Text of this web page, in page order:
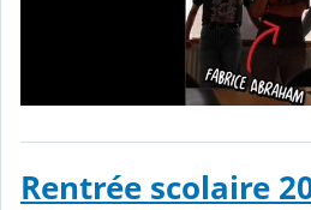
Rentrée scolaire